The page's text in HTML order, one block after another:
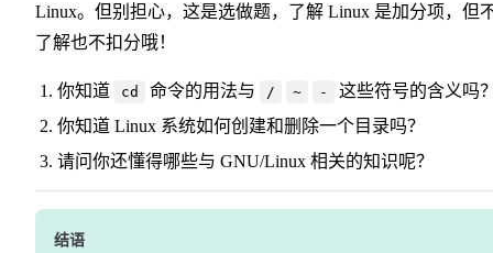
Linux。但别担心，这是选做题，了解 Linux 是加分项，但
了解也不扣分哦！
你知道 cd 命令的用法与 / ~ -
这些符号的含义吗
你知道 Linux 系统如何创建和删除一个目录吗？
请问你还懂得哪些与 GNU/Linux 相关的知识呢？
结语